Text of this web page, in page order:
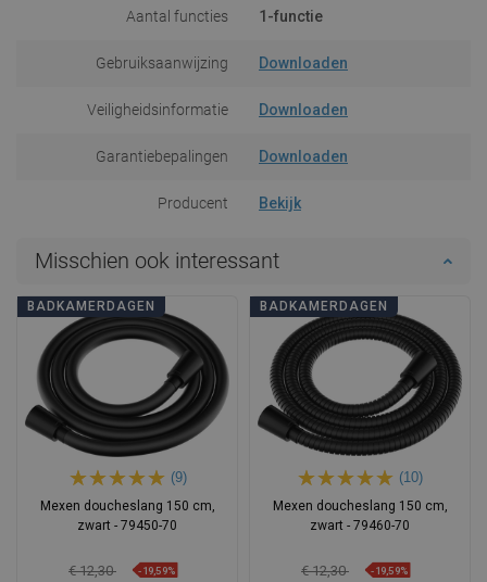
Aantal functies 1-functie
Gebruiksaanwijzing Downloaden
Veiligheidsinformatie Downloaden
Garantiebepalingen Downloaden
Producent Bekijk
Misschien ook interessant
BADKAMERDAGEN
(9)
Mexen doucheslang 150 cm,
zwart - 79450-70
€ 12,30 -19,59%
BADKAMERDAGEN
(10)
Mexen doucheslang 150 cm,
zwart - 79460-70
€ 12,30 -19,59%